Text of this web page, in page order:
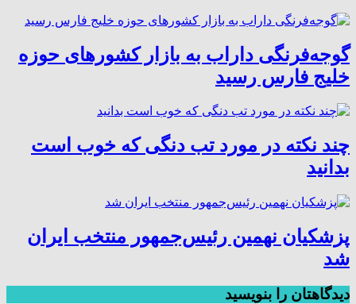
گوجه‌فرنگی داراب به بازار کشورهای حوزه
خلیج فارس رسید
چند نکته در مورد تب دنگی که خوب است
بدانید
پزشکیان نهمین رئیس‌جمهور منتخب ایران
شد
دیدگاهتان را بنویسید